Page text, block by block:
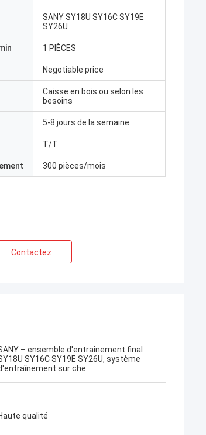
SANY SY18U SY16C SY19E
SY26U
1 PIÈCES
Negotiable price
Caisse en bois ou selon les
besoins
5-8 jours de la semaine
T/T
300 pièces/mois
Contactez
– ensemble d'entraînement final
SY16C SY19E SY26U, système
sur che
qualité